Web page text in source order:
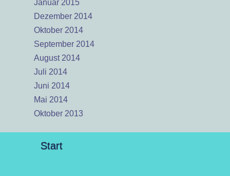
Januar 2015
Dezember 2014
Oktober 2014
September 2014
August 2014
Juli 2014
Juni 2014
Mai 2014
Oktober 2013
Start